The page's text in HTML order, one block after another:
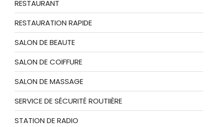
RESTAURANT
RESTAURATION RAPIDE
SALON DE BEAUTE
SALON DE COIFFURE
SALON DE MASSAGE
SERVICE DE SÉCURITÉ ROUTIIÈRE
STATION DE RADIO